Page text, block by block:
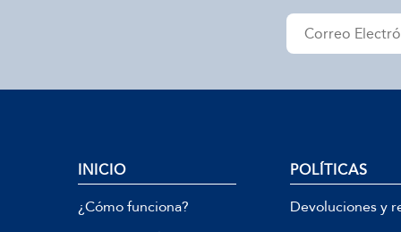
INICIO
¿Cómo funciona?
POLÍTICAS
Devoluciones y